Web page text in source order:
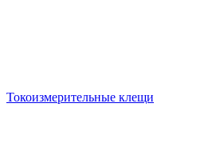
Токоизмерительные клещи